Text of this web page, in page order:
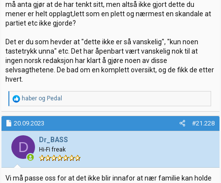
må anta gjør at de har tenkt sitt, men altså ikke gjort dette du
mener er helt opplagt,lett som en plett og nærmest en skandale at
partiet etc ikke gjorde?
Det er du som hevder at "dette ikke er så vanskelig", "kun noen
tastetrykk unna" etc. Det har åpenbart vært vanskelig nok til at
ingen norsk redaksjon har klart å gjøre noen av disse
selvsagthetene. De bad om en komplett oversikt, og de fikk de etter
hvert.
R
e
a
k
s
j
o
n
e
r
:
haber og Pedal
20.09.2023 #21.228
D Dr_BASS
Hi-Fi freak
Vi må passe oss for at det ikke blir innafor at nær familie kan holde